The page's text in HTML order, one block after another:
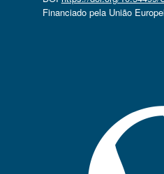
Financiado pela União